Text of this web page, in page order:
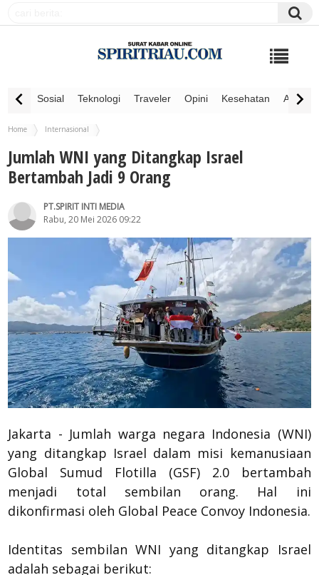
Sosial Teknologi Traveler Opini Kesehatan
Home
Internasional
Jumlah WNI yang Ditangkap Israel
Bertambah Jadi 9 Orang
PT.SPIRIT INTI MEDIA
Rabu, 20 Mei 2026 09:22
Jakarta - Jumlah warga negara Indonesia (WNI)
yang ditangkap Israel dalam misi kemanusiaan
Global Sumud Flotilla (GSF) 2.0 bertambah
menjadi total sembilan orang. Hal ini
dikonfirmasi oleh Global Peace Convoy Indonesia.
Identitas sembilan WNI yang ditangkap Israel
adalah sebagai berikut: